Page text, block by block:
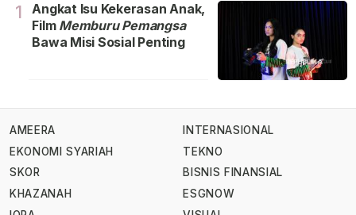
1
Angkat Isu Kekerasan Anak,
Film Memburu Pemangsa
Bawa Misi Sosial Penting
AMEERA
EKONOMI SYARIAH
SKOR
KHAZANAH
INTERNASIONAL
TEKNO
BISNIS FINANSIAL
ESGNOW